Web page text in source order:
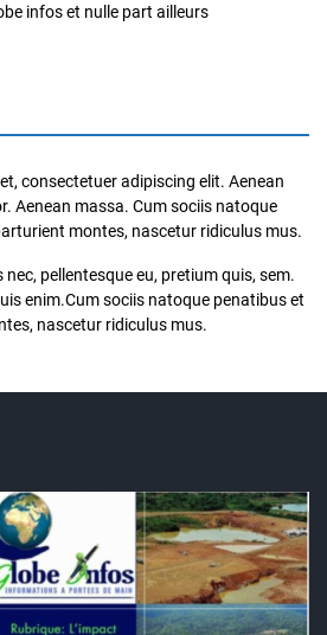
infos et nulle part ailleurs
consectetuer adipiscing elit. Aenean
Aenean massa. Cum sociis natoque
montes, nascetur ridiculus mus.
pellentesque eu, pretium quis, sem.
enim.Cum sociis natoque penatibus et
nascetur ridiculus mus.